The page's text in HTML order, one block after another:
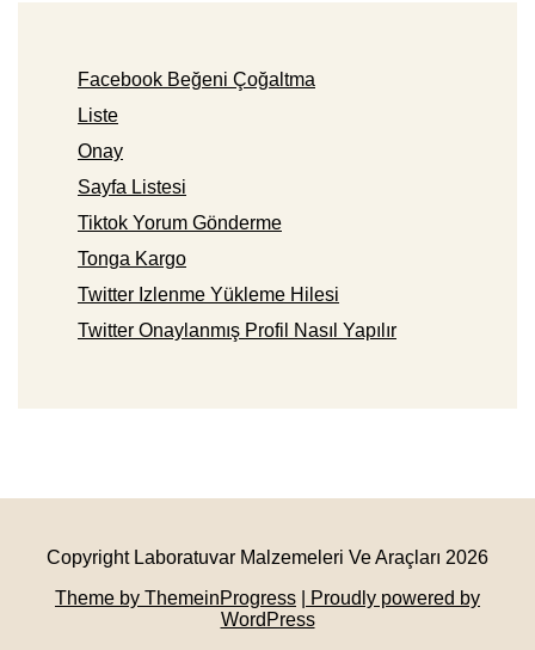
Facebook Beğeni Çoğaltma
Liste
Onay
Sayfa Listesi
Tiktok Yorum Gönderme
Tonga Kargo
Twitter Izlenme Yükleme Hilesi
Twitter Onaylanmış Profil Nasıl Yapılır
Copyright Laboratuvar Malzemeleri Ve Araçları 2026
Theme by ThemeinProgress
| Proudly powered by
WordPress